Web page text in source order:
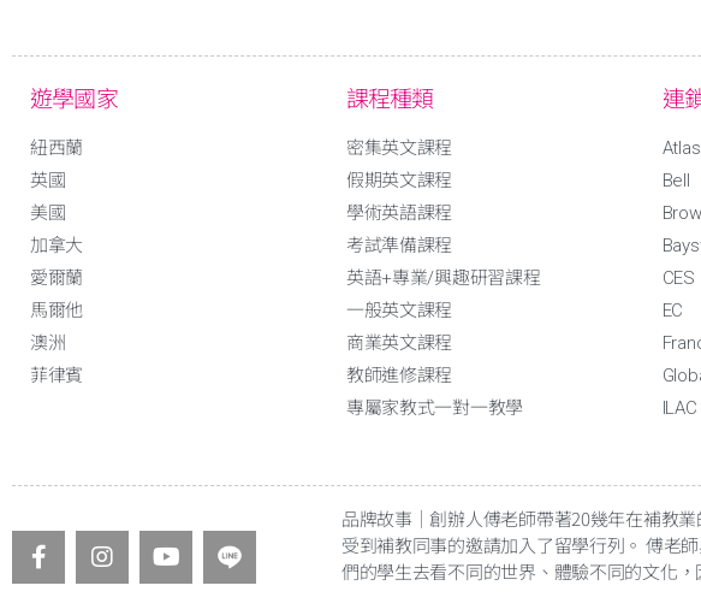
遊學國家
紐西蘭
英國
美國
加拿大
愛爾蘭
馬爾他
澳洲
菲律賓
課程種類
密集英文課程
假期英文課程
學術英語課程
考試準備課程
英語+專業/興趣研習課程
一般英文課程
商業英文課程
教師進修課程
專屬家教式一對一教學
連
Bell
CES
EC
ILAC
品牌故事｜創辦人傅老師帶著20幾年在補教
受到補教同事的邀請加入了留學行列。 傅老
們的學生去看不同的世界、體驗不同的文化